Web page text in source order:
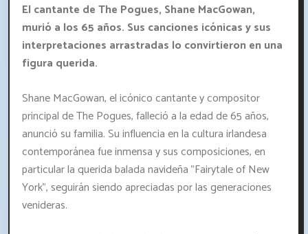
El cantante de The Pogues, Shane MacGowan,
murió a los 65 años. Sus canciones icónicas y sus
interpretaciones arrastradas lo convirtieron en una
figura querida.
Shane MacGowan, el icónico cantante y compositor
principal de The Pogues, falleció a la edad de 65 años,
anunció su familia. Su influencia en la cultura irlandesa
contemporánea fue inmensa y sus composiciones, en
particular la querida balada navideña "Fairytale of New
York", seguirán siendo apreciadas por las generaciones
venideras.